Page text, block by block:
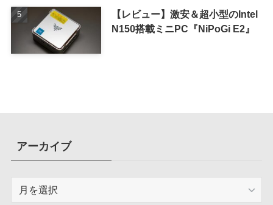
【レビュー】激安＆超小型のIntel
N150搭載ミニPC『NiPoGi E2』
アーカイブ